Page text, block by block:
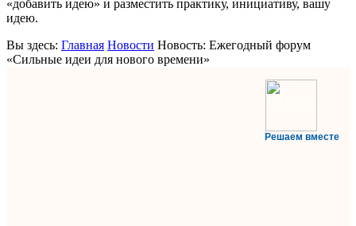
«добавить идею» и разместить практику, инициативу, вашу
идею.
Вы здесь: Главная Новости Новость: Ежегодный форум
«Сильные идеи для нового времени»
Решаем вместе